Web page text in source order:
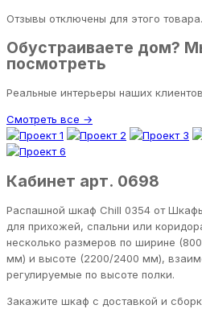
Отзывы отключены для этого товара.
Обустраиваете дом?
посмотреть
Реальные интерьеры наших
Смотреть все →
Кабинет арт. 0698
Распашной шкаф Chill 0354 от
для прихожей, спальни или
несколько размеров по ширине
мм) и высоте (2200/2400 мм),
регулируемые по высоте полки.
Закажите шкаф с доставкой и